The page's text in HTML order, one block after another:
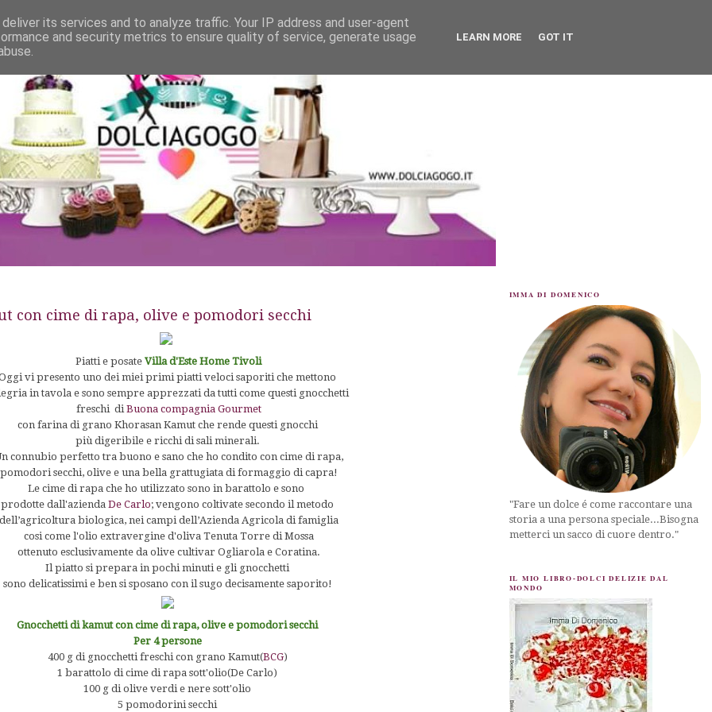
con cime di rapa, olive e pomodori secchi
Piatti e posateVilla d'Este Home Tivoli
vi presento uno dei miei primi piatti veloci saporiti che mettono
in tavola e sono sempre apprezzati da tutti come questi gnocchetti
freschi di Buona compagnia Gourmet
con farina di grano Khorasan Kamut che rende questi gnocchi
più digeribile e ricchi di sali minerali.
connubio perfetto tra buono e sano che ho condito con cime di rapa,
secchi, olive e una bella grattugiata di formaggio di capra!
Le cime di rapa che ho utilizzato sono in barattolo e sono
prodotte dall'aziendaDe Carlo; vengono coltivate secondo il metodo
biologica, nei campi dell’Azienda Agricola di famiglia
cosi come l'olio extravergine d'oliva Tenuta Torre di Mossa
ottenuto esclusivamente da olive cultivar Ogliarola e Coratina.
Il piatto si prepara in pochi minuti e gli gnocchetti
sono delicatissimi e ben si sposano con il sugo decisamente saporito!
Gnocchetti di kamut con cime di rapa, olive e pomodori secchi
Per 4 persone
400 g di gnocchetti freschi con grano Kamut(BCG)
1 barattolo di cime di rapa sott'olio(De Carlo)
100 g di olive verdi e nere sott'olio
5 pomodorini secchi
IMMA DI DOMENICO
"Fare un dolce é come raccontare una
storia a una persona speciale...Bisogna
metterci un sacco di cuore dentro."
IL MIO LIBRO-DOLCI DELIZIE DAL
MONDO
its services and to analyze traffic. Your IP address and user-agent
and security metrics to ensure quality of service, generate usage
LEARN MORE GOT IT